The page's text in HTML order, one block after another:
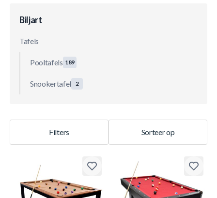
Biljart
Tafels
Pooltafels 189
Snookertafel 2
Sorteer op
Filters